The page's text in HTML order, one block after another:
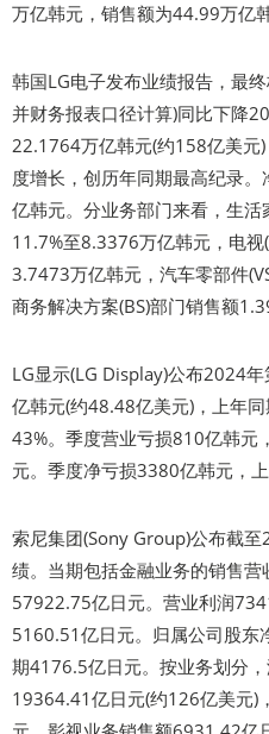
万亿韩元，销售额为44.99万亿韩
韩国LG电子发布业绩报告，最
并财务报表口径计算)同比下降
22.1764万亿韩元(约158亿美元
度增长，创历年同期最高纪录
亿韩元。分业务部门来看，生
11.7%至8.3376万亿韩元，电视
3.7473万亿韩元，汽车零部件
商务解决方案(BS)部门销售额
LG显示(LG Display)公布2024
亿韩元(约48.48亿美元)，上年
43%。季度营业亏损810亿韩元
元。季度净亏损3380亿韩元，
索尼集团(Sony Group)公布截
绩。当期包括金融业务的销售
57922.75亿日元。营业利润
5160.51亿日元。归属公司股
期4176.5亿日元。按业务划分
19364.41亿日元(约126亿美元)